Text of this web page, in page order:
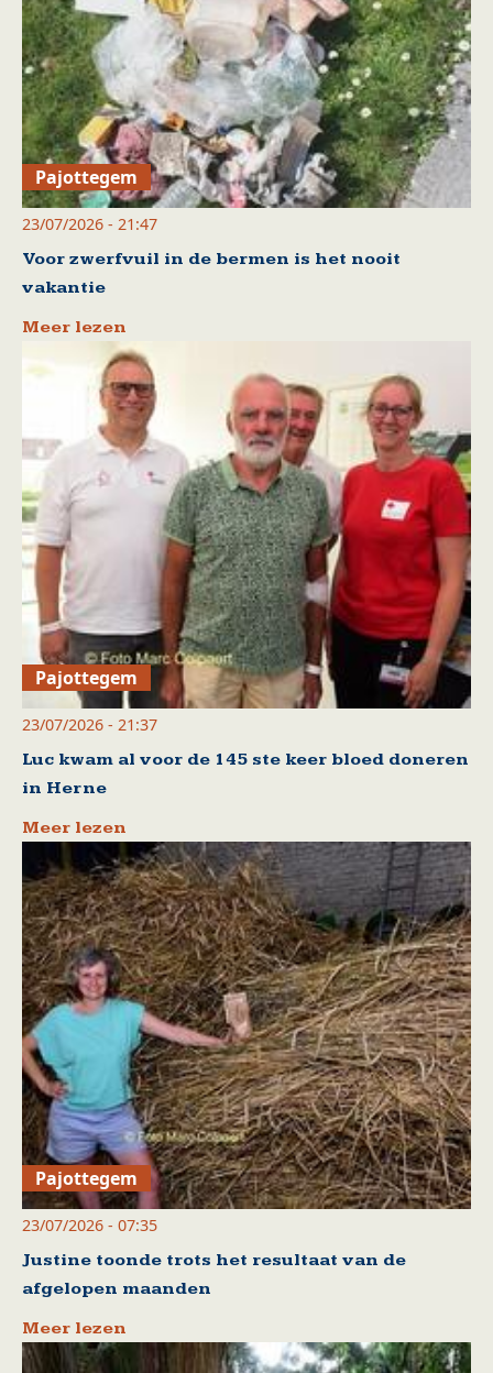
Pajottegem
23/07/2026 - 21:47
Voor zwerfvuil in de bermen is het nooit
vakantie
Meer lezen
Pajottegem
23/07/2026 - 21:37
Luc kwam al voor de 145 ste keer bloed doneren
in Herne
Meer lezen
Pajottegem
23/07/2026 - 07:35
Justine toonde trots het resultaat van de
afgelopen maanden
Meer lezen